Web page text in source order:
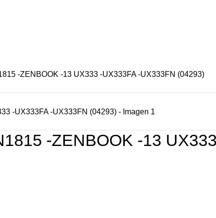
-ZENBOOK -13 UX333 -UX333FA -UX333FN (04293)
-ZENBOOK -13